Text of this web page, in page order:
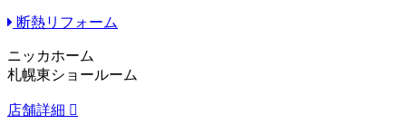
断熱リフォーム
ニッカホーム
札幌東ショールーム
店舗詳細